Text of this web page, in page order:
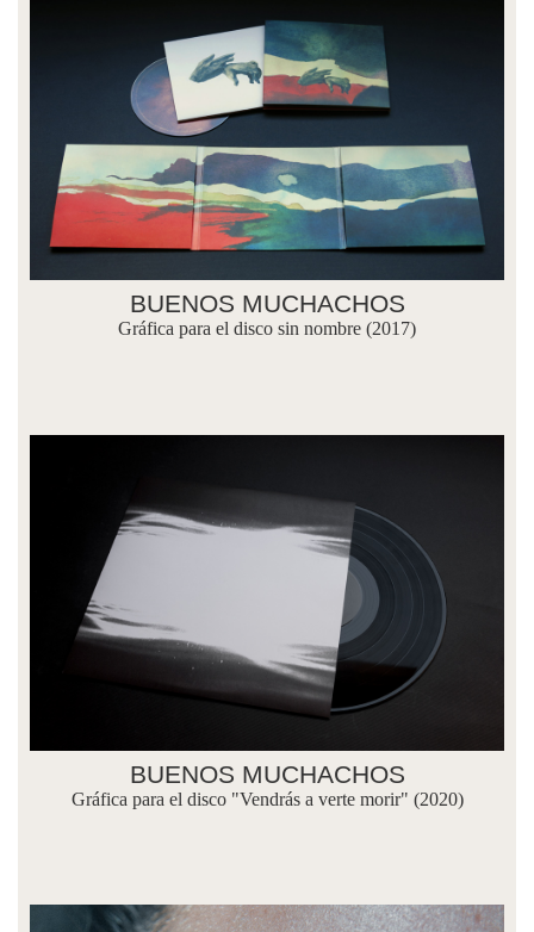
BUENOS MUCHACHOS
Gráfica para el disco sin nombre (2017)
BUENOS MUCHACHOS
Gráfica para el disco "Vendrás a verte morir" (2020)